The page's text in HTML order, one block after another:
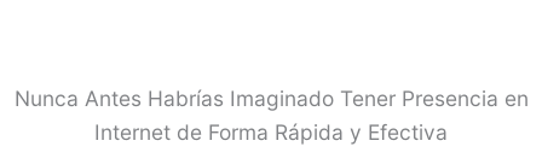
Nunca Antes Habrías Imaginado Tener Presencia en
Internet de Forma Rápida y Efectiva